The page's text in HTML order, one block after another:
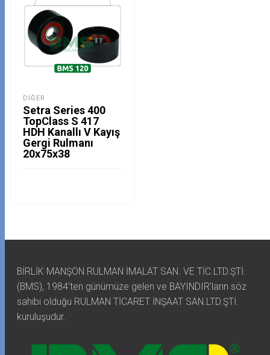
DIĞER
Setra Series 400
TopClass S 417
HDH Kanallı V Kayış
Gergi Rulmanı
20x75x38
BİRLİK MANŞON RULMAN İMALAT SAN. VE TİC.LTD.ŞTİ.
(BMS), 1984'ten günümüze gelen ve BAYINDIR'ların söz
sahibi olduğu RULMAN TİCARET İNŞAAT SAN.LTD.ŞTİ.
kuruluşudur.